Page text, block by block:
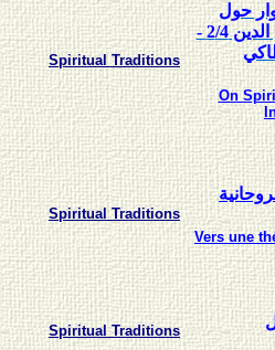
Spiritual Traditions
حول
الدين
2
/4 -
On
Spiritual Traditions
Vers une
Spiritual Traditions